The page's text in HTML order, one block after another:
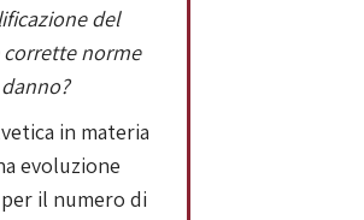
del
corrette norme
in materia
evoluzione
il numero di